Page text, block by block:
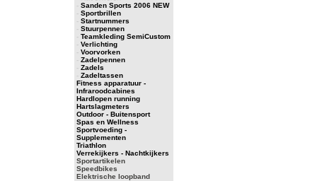
- Sanden Sports 2006 NEW
- Sportbrillen
- Startnummers
- Stuurpennen
- Teamkleding SemiCustom
- Verlichting
- Voorvorken
- Zadelpennen
- Zadels
- Zadeltassen
Fitness apparatuur -
Infraroodcabines
Hardlopen running
Hartslagmeters
Outdoor - Buitensport
Spas en Wellness
Sportvoeding -
Supplementen
Triathlon
Verrekijkers - Nachtkijkers
Sportartikelen
Speedbikes
Elektrische loopband